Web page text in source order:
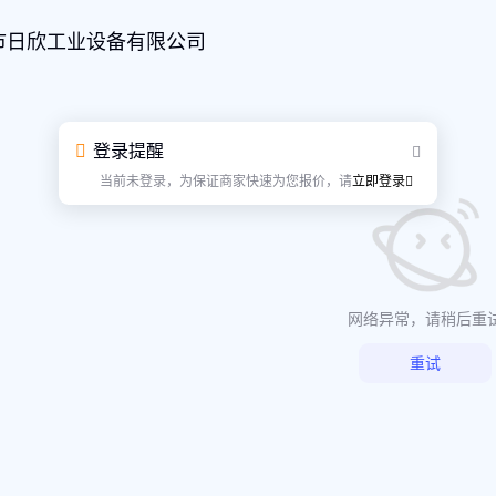
日欣工业设备有限公司
登录提醒
当前未登录，为保证商家快速为您报价，请立即登录
网络异常，请稍后重
重试